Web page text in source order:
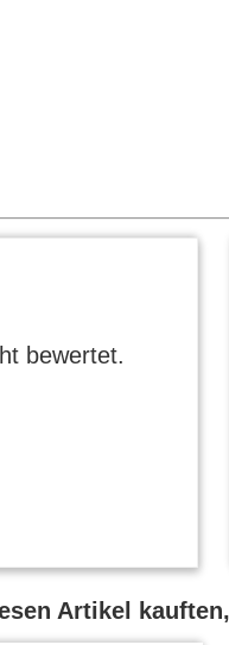
bewertet.
Artikel